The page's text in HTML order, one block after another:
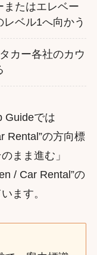
またはエレベー
ベル1へ向かう
カー各社のカウ
Guideでは
Rental”の方向標
まま進む」
/ Car Rental”の
ます。